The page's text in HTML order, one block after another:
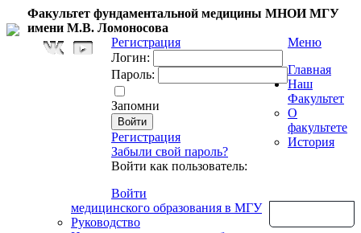
Факультет фундаментальной медицины МНОИ МГУ
имени М.В. Ломоносова
Регистрация
Логин:
Пароль:
Запомни
Регистрация
Забыли свой пароль?
Войти как пользователь:
Войти
Меню
Главная
Наш
Факультет
О
факультете
История
медицинского образования в МГУ
Руководство